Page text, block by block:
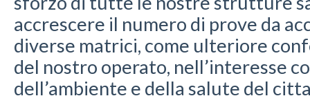
accrescere il numero di prove da
diverse matrici, come ulteriore
del nostro operato, nell’interesse
dell’ambiente e della salute del